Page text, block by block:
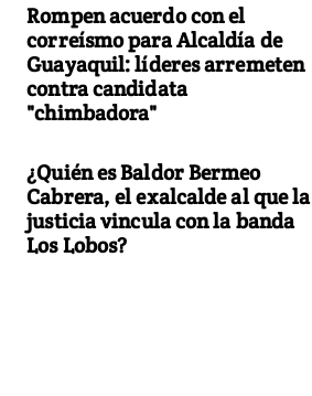
Rompen acuerdo con el
correísmo para Alcaldía de
Guayaquil: líderes arremeten
contra candidata
"chimbadora"
¿Quién es Baldor Bermeo
Cabrera, el exalcalde al que la
justicia vincula con la banda
Los Lobos?